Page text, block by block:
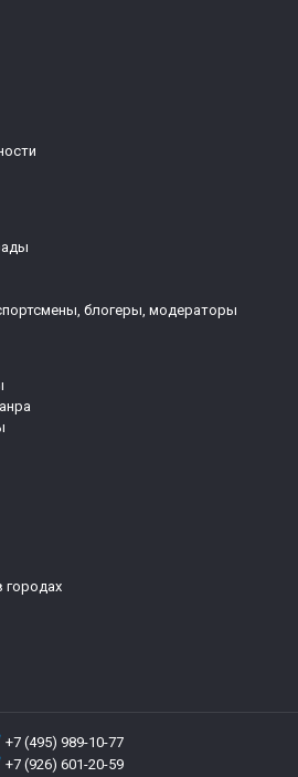
блогеры, модераторы
городах
+7 (495) 989-10-77
+7 (926) 601-20-59